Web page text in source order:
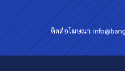
ติดต่อโฆษณา: